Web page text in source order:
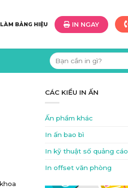
BẢNG HIỆU IN NGAY
Tìm
kiếm:
CÁC KIỂU IN ẤN
Ấn phẩm khác
In ấn bao bì
In kỹ thuật số quảng cáo
In offset văn phòng